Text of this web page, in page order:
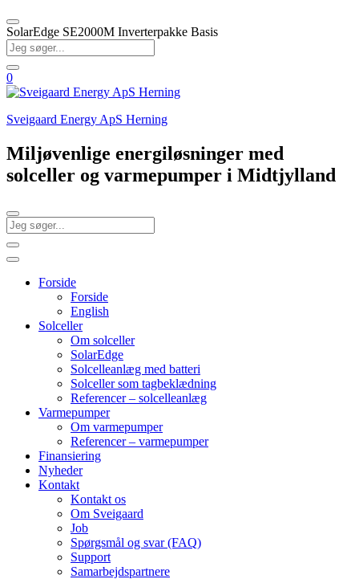
SolarEdge SE2000M Inverterpakke Basis
0
Sveigaard Energy ApS Herning
Miljøvenlige energiløsninger med
solceller og varmepumper i Midtjylland
Forside
Forside
English
Solceller
Om solceller
SolarEdge
Solcelleanlæg med batteri
Solceller som tagbeklædning
Referencer – solcelleanlæg
Varmepumper
Om varmepumper
Referencer – varmepumper
Finansiering
Nyheder
Kontakt
Kontakt os
Om Sveigaard
Job
Spørgsmål og svar (FAQ)
Support
Samarbejdspartnere